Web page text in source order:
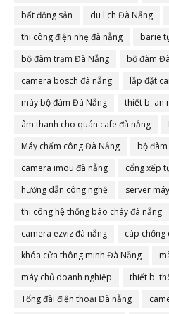
bất động sản
du lịch Đà Nẵng
thi công điện nhẹ đà nẵng
barie
bộ đàm trạm Đà Nẵng
bộ đàm
camera bosch đà nẵng
lắp đặt
máy bộ đàm Đà Nẵng
thiết bị an
âm thanh cho quán cafe đà nẵng
Máy chấm công Đà Nẵng
bộ
camera imou đà nẵng
cổng xếp
hướng dẫn công nghệ
server
thi công hệ thống báo cháy đà nẵng
camera ezviz đà nẵng
cáp chống
khóa cửa thông minh Đà Nẵng
máy chủ doanh nghiệp
thiết bị
Tổng đài điện thoại Đà nẵng